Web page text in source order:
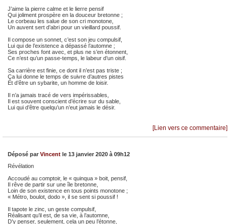
J’aime la pierre calme et le lierre pensif
Qui joliment prospère en la douceur bretonne ;
Le corbeau les salue de son cri monotone,
Un auvent sert d’abri pour un vieillard poussif.
Il compose un sonnet, c’est son jeu compulsif,
Lui qui de l’existence a dépassé l’automne ;
Ses proches font avec, et plus ne s’en étonnent,
Ce n’est qu’un passe-temps, le labeur d’un oisif.
Sa carrière est finie, ce dont il n’est pas triste ;
Ça lui donne le temps de suivre d’autres pistes
Et d’être un sybarite, un homme de loisir.
Il n’a jamais tracé de vers impérissables,
Il est souvent conscient d’écrire sur du sable,
Lui qui d’être quelqu’un n’eut jamais le désir.
[Lien vers ce commentaire]
Déposé par Vincent le 13 janvier 2020 à 09h12
Révélation
Accoudé au comptoir, le « quinqua » boit, pensif,
Il rêve de partir sur une île bretonne,
Loin de son existence en tous points monotone ;
« Métro, boulot, dodo », il se sent si poussif !
Il tapote le zinc, un geste compulsif,
Réalisant qu’il est, de sa vie, à l’automne,
D’y penser, seulement, cela un peu l’étonne,